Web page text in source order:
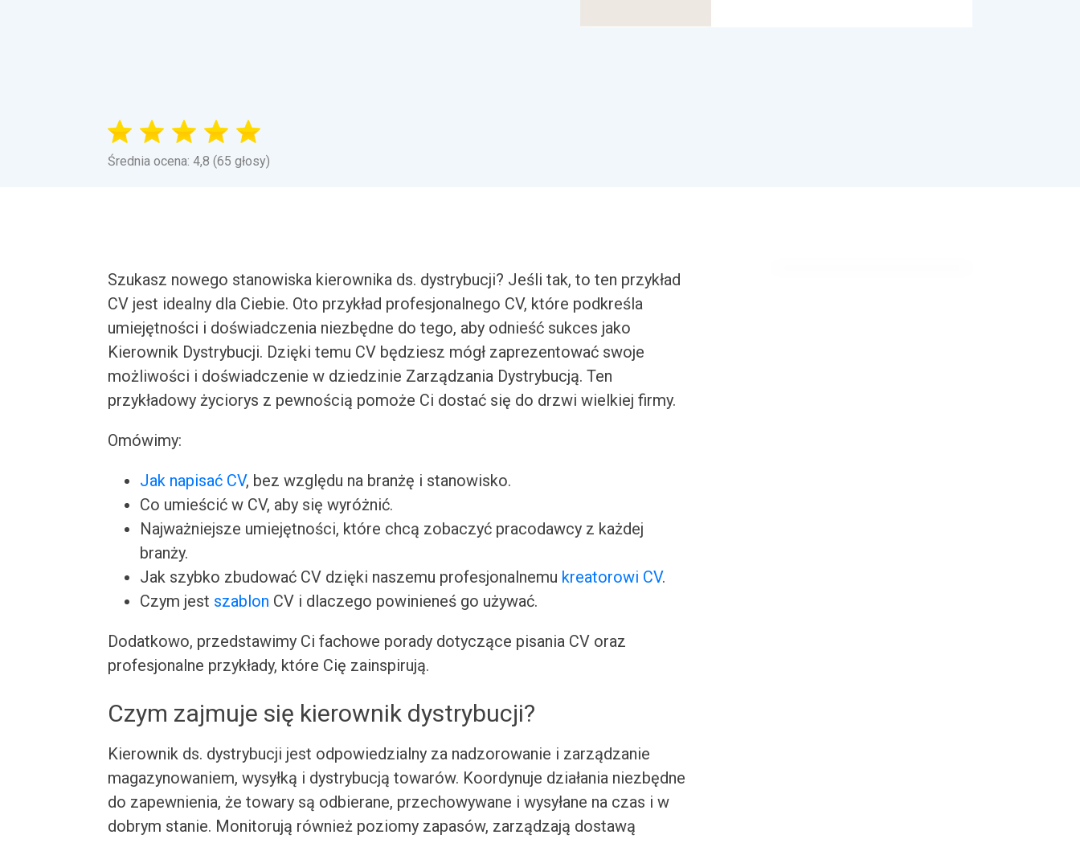
Średnia ocena: 4,8 (65 głosy)
Szukasz nowego stanowiska kierownika ds. dystrybucji? Jeśli tak, to ten przykład
CV jest idealny dla Ciebie. Oto przykład profesjonalnego CV, które podkreśla
umiejętności i doświadczenia niezbędne do tego, aby odnieść sukces jako
Kierownik Dystrybucji. Dzięki temu CV będziesz mógł zaprezentować swoje
możliwości i doświadczenie w dziedzinie Zarządzania Dystrybucją. Ten
przykładowy życiorys z pewnością pomoże Ci dostać się do drzwi wielkiej firmy.
Omówimy:
Jak napisać CV, bez względu na branżę i stanowisko.
Co umieścić w CV, aby się wyróżnić.
Najważniejsze umiejętności, które chcą zobaczyć pracodawcy z każdej
branży.
Jak szybko zbudować CV dzięki naszemu profesjonalnemu kreatorowi CV.
Czym jest szablon CV i dlaczego powinieneś go używać.
Dodatkowo, przedstawimy Ci fachowe porady dotyczące pisania CV oraz
profesjonalne przykłady, które Cię zainspirują.
Czym zajmuje się kierownik dystrybucji?
Kierownik ds. dystrybucji jest odpowiedzialny za nadzorowanie i zarządzanie
magazynowaniem, wysyłką i dystrybucją towarów. Koordynuje działania niezbędne
do zapewnienia, że towary są odbierane, przechowywane i wysyłane na czas i w
dobrym stanie. Monitorują również poziomy zapasów, zarządzają dostawą